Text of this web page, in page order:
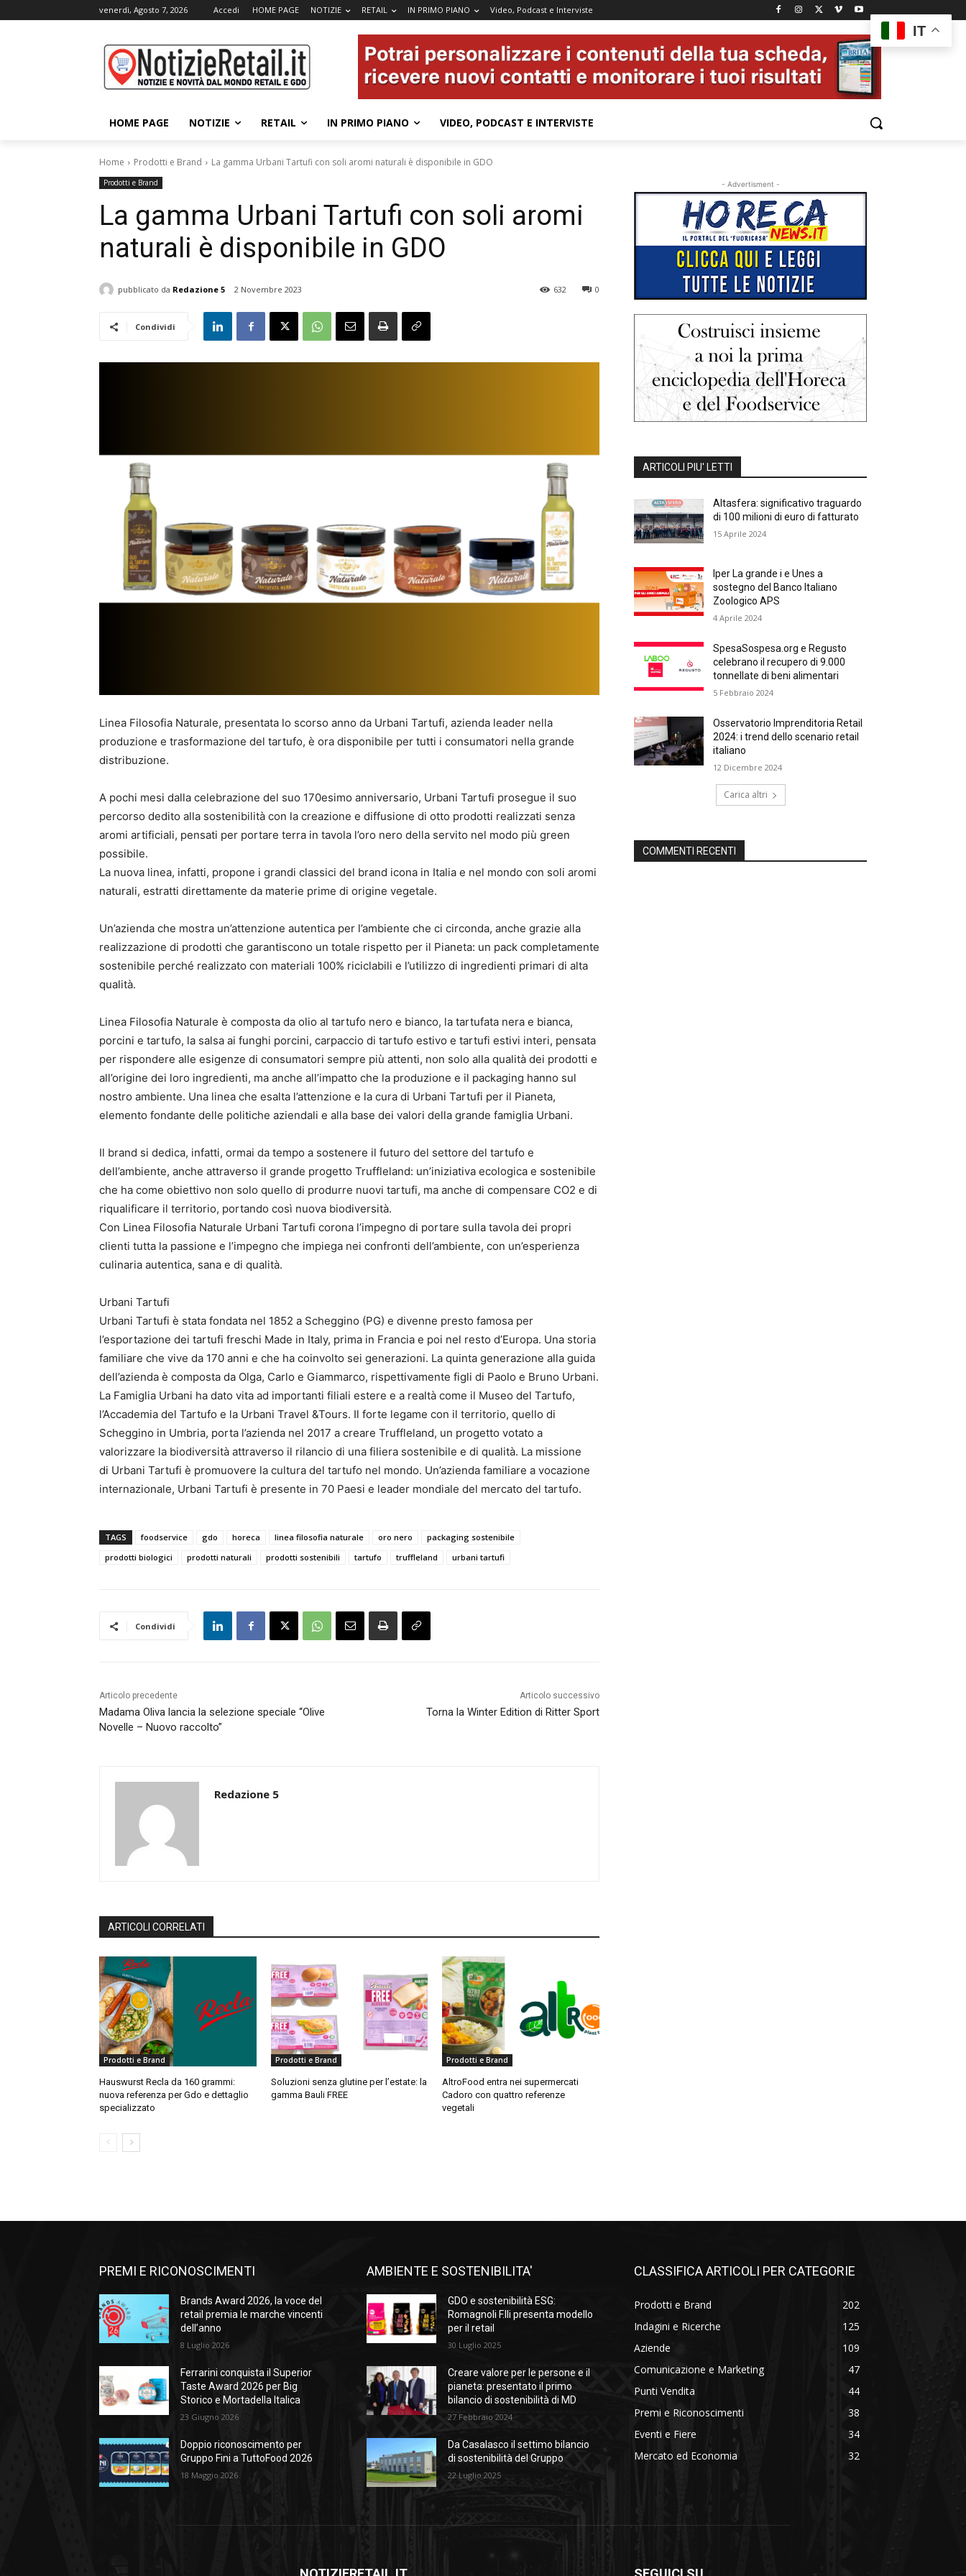
venerdì, Agosto 7, 2026 Accedi HOME PAGE NOTIZIE RETAIL IN PRIMO PIANO Video, Podcast e Interviste
HOME PAGE NOTIZIE RETAIL IN PRIMO PIANO VIDEO, PODCAST E INTERVISTE
Home Prodotti e Brand La gamma Urbani Tartufi con soli aromi naturali è disponibile in GDO
Prodotti e Brand
La gamma Urbani Tartufi con soli aromi
naturali è disponibile in GDO
pubblicato da Redazione 5 2 Novembre 2023 0
632
Condividi
Linea Filosofia Naturale, presentata lo scorso anno da Urbani Tartufi, azienda leader nella
produzione e trasformazione del tartufo, è ora disponibile per tutti i consumatori nella grande
distribuzione.
A pochi mesi dalla celebrazione del suo 170esimo anniversario, Urbani Tartufi prosegue il suo
percorso dedito alla sostenibilità con la creazione e diffusione di otto prodotti realizzati senza
aromi artificiali, pensati per portare terra in tavola l’oro nero della servito nel modo più green
possibile.
La nuova linea, infatti, propone i grandi classici del brand icona in Italia e nel mondo con soli aromi
naturali, estratti direttamente da materie prime di origine vegetale.
Un’azienda che mostra un’attenzione autentica per l’ambiente che ci circonda, anche grazie alla
realizzazione di prodotti che garantiscono un totale rispetto per il Pianeta: un pack completamente
sostenibile perché realizzato con materiali 100% riciclabili e l’utilizzo di ingredienti primari di alta
qualità.
Linea Filosofia Naturale è composta da olio al tartufo nero e bianco, la tartufata nera e bianca,
porcini e tartufo, la salsa ai funghi porcini, carpaccio di tartufo estivo e tartufi estivi interi, pensata
per rispondere alle esigenze di consumatori sempre più attenti, non solo alla qualità dei prodotti e
all’origine dei loro ingredienti, ma anche all’impatto che la produzione e il packaging hanno sul
nostro ambiente. Una linea che esalta l’attenzione e la cura di Urbani Tartufi per il Pianeta,
elemento fondante delle politiche aziendali e alla base dei valori della grande famiglia Urbani.
Il brand si dedica, infatti, ormai da tempo a sostenere il futuro del settore del tartufo e
dell’ambiente, anche attraverso il grande progetto Truffleland: un’iniziativa ecologica e sostenibile
che ha come obiettivo non solo quello di produrre nuovi tartufi, ma anche di compensare CO2 e di
riqualificare il territorio, portando così nuova biodiversità.
Con Linea Filosofia Naturale Urbani Tartufi corona l’impegno di portare sulla tavola dei propri
clienti tutta la passione e l’impegno che impiega nei confronti dell’ambiente, con un’esperienza
culinaria autentica, sana e di qualità.
Urbani Tartufi
Urbani Tartufi è stata fondata nel 1852 a Scheggino (PG) e divenne presto famosa per
l’esportazione dei tartufi freschi Made in Italy, prima in Francia e poi nel resto d’Europa. Una storia
familiare che vive da 170 anni e che ha coinvolto sei generazioni. La quinta generazione alla guida
dell’azienda è composta da Olga, Carlo e Giammarco, rispettivamente figli di Paolo e Bruno Urbani.
La Famiglia Urbani ha dato vita ad importanti filiali estere e a realtà come il Museo del Tartufo,
l’Accademia del Tartufo e la Urbani Travel &Tours. Il forte legame con il territorio, quello di
Scheggino in Umbria, porta l’azienda nel 2017 a creare Truffleland, un progetto votato a
valorizzare la biodiversità attraverso il rilancio di una filiera sostenibile e di qualità. La missione
di Urbani Tartufi è promuovere la cultura del tartufo nel mondo. Un’azienda familiare a vocazione
internazionale, Urbani Tartufi è presente in 70 Paesi e leader mondiale del mercato del tartufo.
TAGS foodservice gdo horeca linea filosofia naturale oro nero
packaging sostenibile
prodotti biologici
prodotti naturali prodotti sostenibili tartufo truffleland urbani tartufi
Condividi
Articolo precedente
Madama Oliva lancia la selezione speciale “Olive
Novelle – Nuovo raccolto”
Articolo successivo
Torna la Winter Edition di Ritter Sport
Redazione 5
ARTICOLI CORRELATI
Prodotti e Brand
Hauswurst Recla da 160 grammi:
nuova referenza per Gdo e dettaglio
specializzato
Prodotti e Brand
Soluzioni senza glutine per l’estate: la
gamma Bauli FREE
Prodotti e Brand
AltroFood entra nei supermercati
Cadoro con quattro referenze
vegetali
- Advertisment -
ARTICOLI PIU' LETTI
Altasfera: significativo traguardo
di 100 milioni di euro di fatturato
15 Aprile 2024
Iper La grande i e Unes a
sostegno del Banco Italiano
Zoologico APS
4 Aprile 2024
SpesaSospesa.org e Regusto
celebrano il recupero di 9.000
tonnellate di beni alimentari
5 Febbraio 2024
Osservatorio Imprenditoria Retail
2024: i trend dello scenario retail
italiano
12 Dicembre 2024
Carica altri
COMMENTI RECENTI
PREMI E RICONOSCIMENTI
Brands Award 2026, la voce del
retail premia le marche vincenti
dell’anno
8 Luglio 2026
Ferrarini conquista il Superior
Taste Award 2026 per Big
Storico e Mortadella Italica
23 Giugno 2026
Doppio riconoscimento per
Gruppo Fini a TuttoFood 2026
18 Maggio 2026
AMBIENTE E SOSTENIBILITA'
GDO e sostenibilità ESG:
Romagnoli F.lli presenta modello
per il retail
30 Luglio 2025
Creare valore per le persone e il
pianeta: presentato il primo
bilancio di sostenibilità di MD
27 Febbraio 2024
Da Casalasco il settimo bilancio
di sostenibilità del Gruppo
22 Luglio 2025
CLASSIFICA ARTICOLI PER CATEGORIE
Prodotti e Brand
202
Indagini e Ricerche
125
Aziende
109
Comunicazione e Marketing
47
Punti Vendita
44
Premi e Riconoscimenti
38
Eventi e Fiere
34
Mercato ed Economia
32
IT